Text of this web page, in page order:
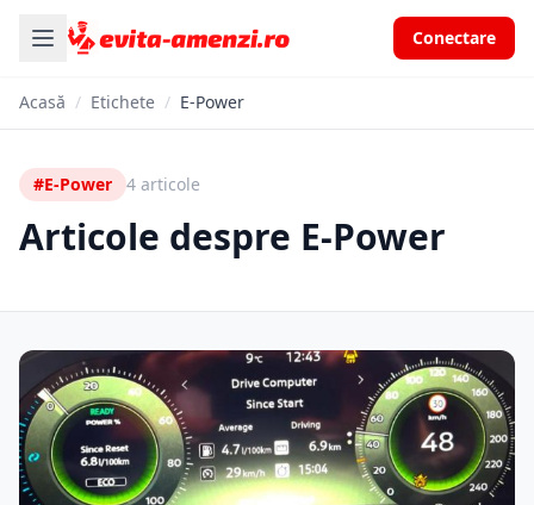
Conectare
Acasă / Etichete / E-Power
#E-Power 4 articole
Articole despre E-Power